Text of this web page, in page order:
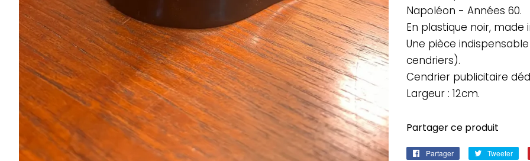
Napoléon - Années 60.
En plastique noir, made
Une pièce
cendriers).
Cendrier publicitaire
Largeur : 12cm.
Partager ce produit
Partager
Partager Tweeter